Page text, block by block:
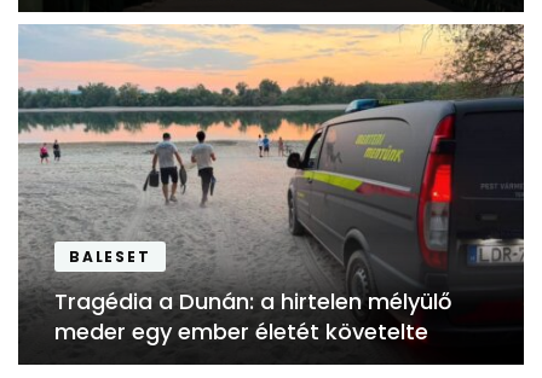
BALESET
Tragédia a Dunán: a hirtelen mélyülő
meder egy ember életét követelte